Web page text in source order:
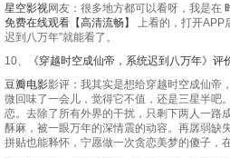
星空影视网友：很多地方都可以看呀，我是在
免费在线观看【高清流畅】
上看的，打开APP
迟到八万年”就能看了。
10、
《穿越时空成仙帝，系统迟到八万年》评
豆瓣电影影评：我其实是想给穿越时空成仙帝
微回味了一会儿，觉得它不值，还是三星半吧
恋。去除了所有外界的干扰，只剩下两人一路
酥麻，被一眼万年的深情震的动容。再孱弱缺
拼贴也能释怀，宁愿做一次贪恋美梦的傻子，